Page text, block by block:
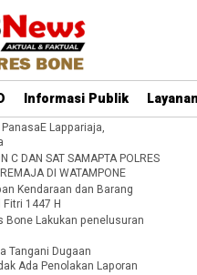
Informasi Publik
Lappariaja,
C DAN SAT SAMAPTA POLRES
DI WATAMPONE
Kendaraan dan Barang
1447 H
Bone Lakukan penelusuran
Tangani Dugaan
Ada Penolakan Laporan